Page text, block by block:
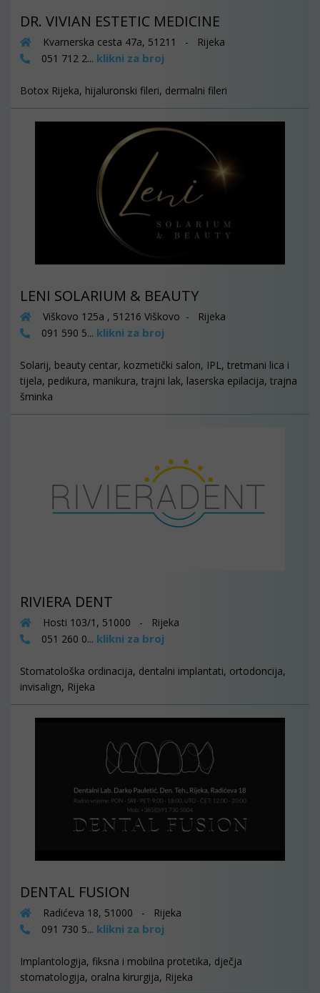
DR. VIVIAN ESTETIC MEDICINE
Kvarnerska cesta 47a, 51211 - Rijeka
051 712 2... klikni za broj
Botox Rijeka, hijaluronski fileri, dermalni fileri
LENI SOLARIUM & BEAUTY
Viškovo 125a , 51216 Viškovo - Rijeka
091 590 5... klikni za broj
Solarij, beauty centar, kozmetički salon, IPL, tretmani lica i
tijela, pedikura, manikura, trajni lak, laserska epilacija, trajna
šminka
RIVIERA DENT
Hosti 103/1, 51000 - Rijeka
051 260 0... klikni za broj
Stomatološka ordinacija, dentalni implantati, ortodoncija,
invisalign, Rijeka
DENTAL FUSION
Radićeva 18, 51000 - Rijeka
091 730 5... klikni za broj
Implantologija, fiksna i mobilna protetika, dječja
stomatologija, oralna kirurgija, Rijeka